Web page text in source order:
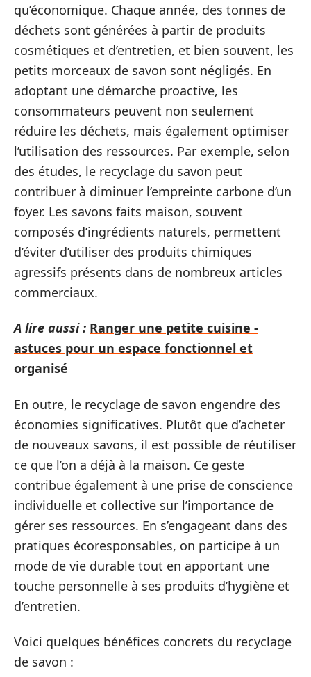
qu’économique. Chaque année, des tonnes de
déchets sont générées à partir de produits
cosmétiques et d’entretien, et bien souvent, les
petits morceaux de savon sont négligés. En
adoptant une démarche proactive, les
consommateurs peuvent non seulement
réduire les déchets, mais également optimiser
l’utilisation des ressources. Par exemple, selon
des études, le recyclage du savon peut
contribuer à diminuer l’empreinte carbone d’un
foyer. Les savons faits maison, souvent
composés d’ingrédients naturels, permettent
d’éviter d’utiliser des produits chimiques
agressifs présents dans de nombreux articles
commerciaux.
A lire aussi : Ranger une petite cuisine -
astuces pour un espace fonctionnel et
organisé
En outre, le recyclage de savon engendre des
économies significatives. Plutôt que d’acheter
de nouveaux savons, il est possible de réutiliser
ce que l’on a déjà à la maison. Ce geste
contribue également à une prise de conscience
individuelle et collective sur l’importance de
gérer ses ressources. En s’engageant dans des
pratiques écoresponsables, on participe à un
mode de vie durable tout en apportant une
touche personnelle à ses produits d’hygiène et
d’entretien.
Voici quelques bénéfices concrets du recyclage
de savon :